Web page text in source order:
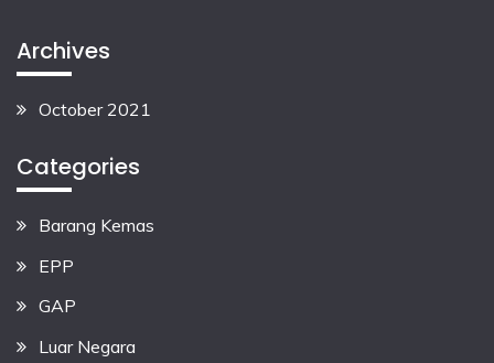
Archives
October 2021
Categories
Barang Kemas
EPP
GAP
Luar Negara